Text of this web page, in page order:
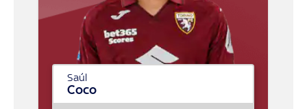
Saúl
Coco